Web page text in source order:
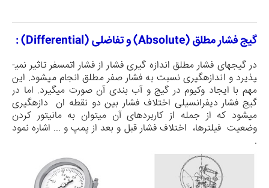
گیج­ فشار مطلق (Absolute) و تفاضلی (Differential
) :
در گیج­های فشار مطلق اندازه گیری فشار از فشار اتمسفر تاثیر نمی­
پذیرد و اندازه­گیری نسبت به فشار صفر مطلق انجام می­شود. این
مهم با ایجاد وکیوم در گیج و آب بندی آن صورت می­گیرد. اما در
گیج­ فشار دیفرانسیلی اختلاف فشار بین دو نقطه ان دازه­گیری
می­شود که از جمله از کاربردهای آن می­توان به مانیتور کردن
وضعیت فیلترها، اختلاف فشار قبل و بعد از پمپ و ... اشاره نمود
.